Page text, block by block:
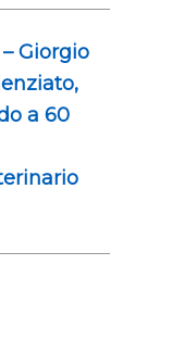
Giorgio
a 60